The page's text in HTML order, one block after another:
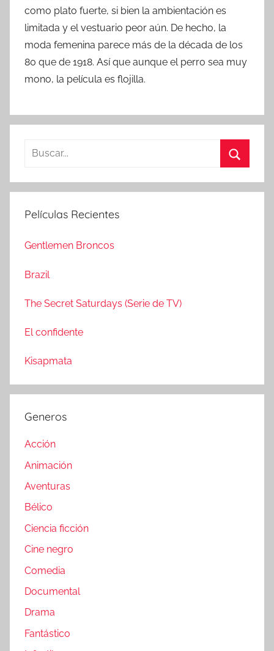
como plato fuerte, si bien la ambientación es
limitada y el vestuario peor aún. De hecho, la
moda femenina parece más de la década de los
80 que de 1918. Así que aunque el perro sea muy
mono, la película es flojilla.
s
a
:
u
Películas Recientes
Gentlemen Broncos
Brazil
The Secret Saturdays (Serie de TV)
El confidente
Kisapmata
Generos
Acción
Animación
Aventuras
Bélico
Ciencia ficción
Cine negro
Comedia
Documental
Drama
Fantástico